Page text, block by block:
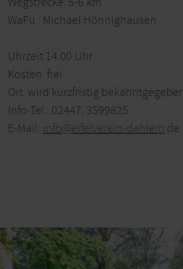
WaFü.: Michael Hönnighausen
Uhrzeit:14.00 Uhr
Kosten: frei
Ort: wird kurzfristig
Info-Tel.: 02447. 3599825
E-Mail: info@eifelverein-dahlem.de